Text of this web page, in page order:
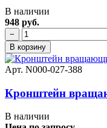
В наличии
948 руб.
−
В корзину
Арт. N000-027-388
Кронштейн
В наличии